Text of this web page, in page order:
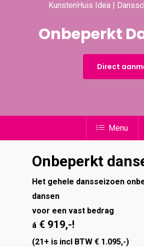
KunstenHuis Idea |
Onbeperkt
Direct
Menu
Onbeperkt
Het gehele dansseizoen
dansen
voor een vast bedrag
á € 919,-!
(21+ is incl BTW € 1.095,-)